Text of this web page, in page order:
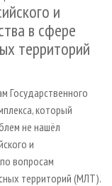
и
в сфере
территорий
Государственного
который
не нашёл
и
вопросам
территорий (МЛТ).